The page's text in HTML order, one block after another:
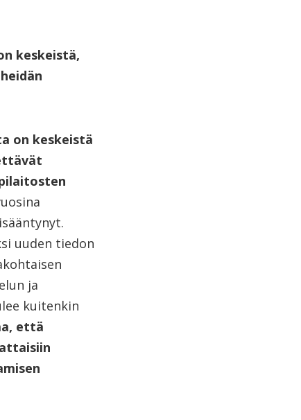
keskeistä,
on keskeistä
uuden tiedon
ja
kuitenkin
että